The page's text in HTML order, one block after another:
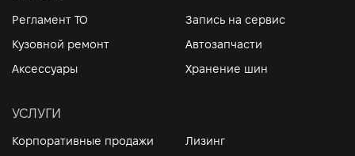
Регламент ТО
Запись на сервис
Кузовной ремонт
Автозапчасти
Аксессуары
Хранение шин
УСЛУГИ
Корпоративные продажи
Лизинг